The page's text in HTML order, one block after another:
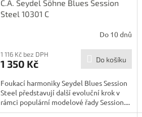
C.A. Seydel Söhne Blues Session
Steel 10301 C
Do 10 dnů
1 116 Kč bez DPH
1 350 Kč Do košíku
Foukací harmoniky Seydel Blues Session
Steel představují další evoluční krok v
rámci populární modelové řady Session....